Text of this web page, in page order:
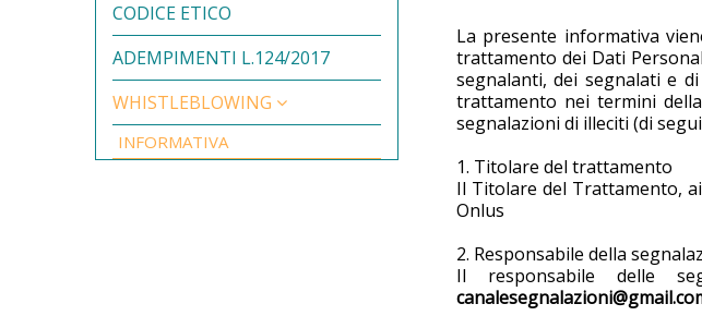
La presente informativa
trattamento dei Dati
segnalanti, dei segnalati e
trattamento nei termini
segnalazioni di illeciti (di
1. Titolare del trattamento
Il Titolare del Trattamento,
Onlus
2. Responsabile della
Il responsabile delle
CODICE ETICO
ADEMPIMENTI L.124/2017
WHISTLEBLOWING
INFORMATIVA